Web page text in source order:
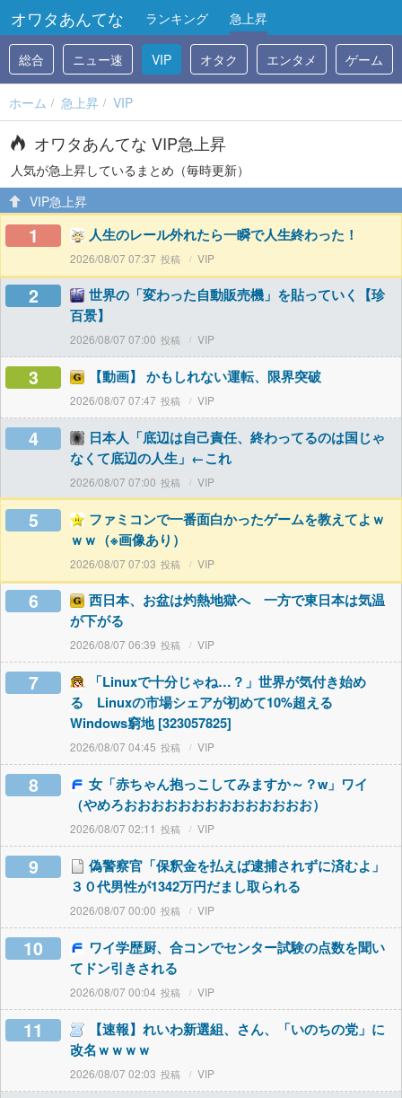
オワタあんてな ランキング 急上昇
総合 ニュー速 VIP オタク エンタメ ゲーム
ホーム 急上昇 VIP
オワタあんてな VIP急上昇
人気が急上昇しているまとめ（毎時更新）
VIP急上昇
1 人生のレール外れたら一瞬で人生終わった！
2026/08/07 07:37 VIP
2
世界の「変わった自動販売機」を貼っていく【珍
百景】
2026/08/07 07:00 VIP
3 【動画】 かもしれない運転、限界突破
2026/08/07 07:47 VIP
4
日本人「底辺は自己責任、終わってるのは国じゃ
なくて底辺の人生」←これ
2026/08/07 07:00 VIP
5
ファミコンで一番面白かったゲームを教えてよｗ
ｗｗ（※画像あり）
2026/08/07 07:03 VIP
6
西日本、お盆は灼熱地獄へ 一方で東日本は気温
が下がる
2026/08/07 06:39 VIP
7
「Linuxで十分じゃね…？」世界が気付き始め
る Linuxの市場シェアが初めて10%超える
Windows窮地 [323057825]
2026/08/07 04:45 VIP
8
女「赤ちゃん抱っこしてみますか～？w」ワイ
（やめろおおおおおおおおおおおおおお）
2026/08/07 02:11 VIP
9
偽警察官「保釈金を払えば逮捕されずに済むよ」
３０代男性が1342万円だまし取られる
2026/08/07 00:00 VIP
10
ワイ学歴厨、合コンでセンター試験の点数を聞い
てドン引きされる
2026/08/07 00:04 VIP
11
【速報】れいわ新選組、さん、「いのちの党」に
改名ｗｗｗｗ
2026/08/07 02:03 VIP